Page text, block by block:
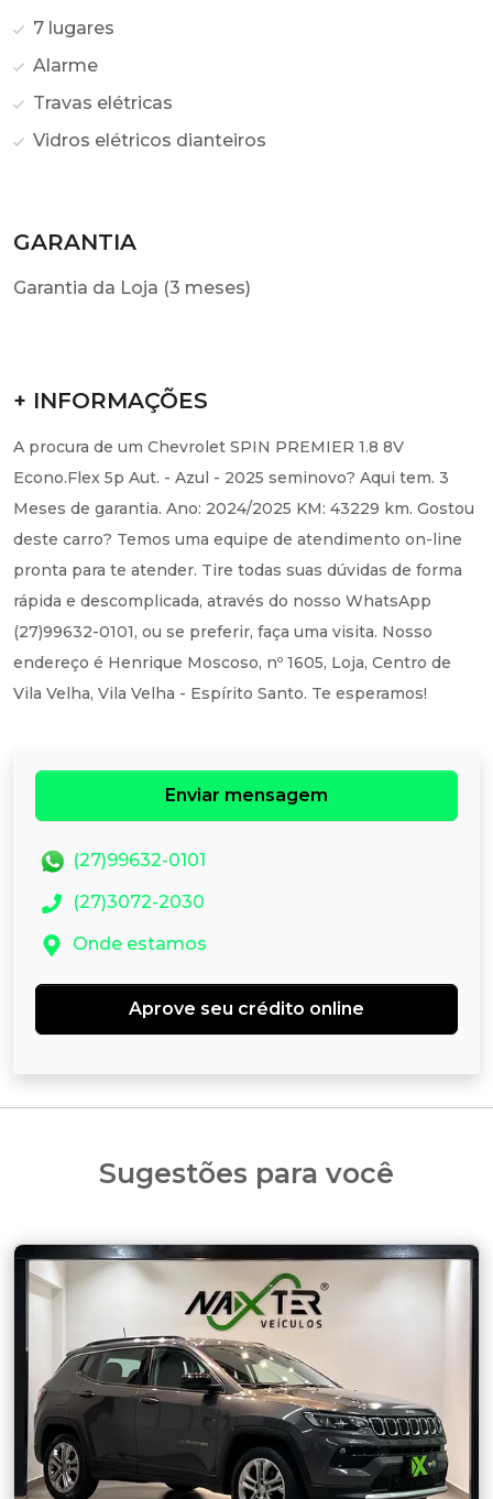
7 lugares
Alarme
Travas elétricas
Vidros elétricos dianteiros
GARANTIA
Garantia da Loja (3 meses)
+ INFORMAÇÕES
A procura de um Chevrolet SPIN PREMIER 1.8 8V
Econo.Flex 5p Aut. - Azul - 2025 seminovo? Aqui tem. 3
Meses de garantia. Ano: 2024/2025 KM: 43229 km. Gostou
deste carro? Temos uma equipe de atendimento on-line
pronta para te atender. Tire todas suas dúvidas de forma
rápida e descomplicada, através do nosso WhatsApp
(27)99632-0101, ou se preferir, faça uma visita. Nosso
endereço é Henrique Moscoso, nº 1605, Loja, Centro de
Vila Velha, Vila Velha - Espírito Santo. Te esperamos!
Enviar mensagem
(27)99632-0101
(27)3072-2030
Onde estamos
Aprove seu crédito online
Sugestões para você